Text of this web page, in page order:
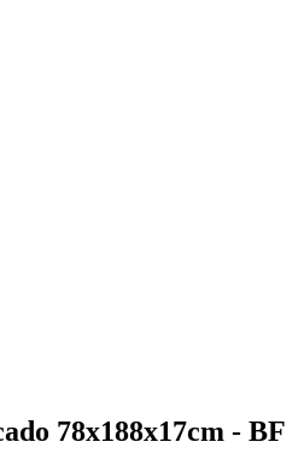
78x188x17cm - BF